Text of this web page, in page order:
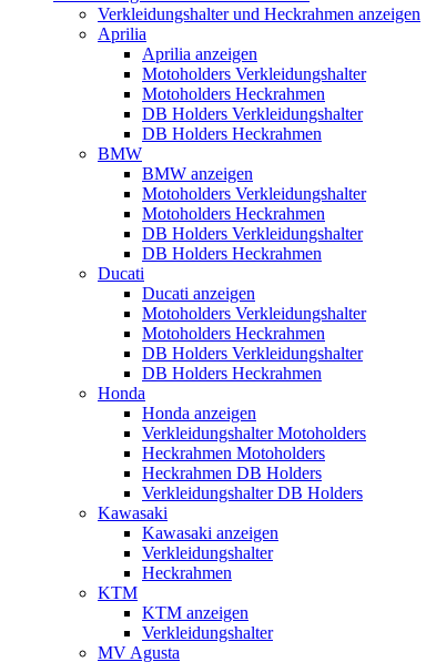
Verkleidungshalter und Heckrahmen anzeigen
Aprilia
Aprilia anzeigen
Motoholders Verkleidungshalter
Motoholders Heckrahmen
DB Holders Verkleidungshalter
DB Holders Heckrahmen
BMW
BMW anzeigen
Motoholders Verkleidungshalter
Motoholders Heckrahmen
DB Holders Verkleidungshalter
DB Holders Heckrahmen
Ducati
Ducati anzeigen
Motoholders Verkleidungshalter
Motoholders Heckrahmen
DB Holders Verkleidungshalter
DB Holders Heckrahmen
Honda
Honda anzeigen
Verkleidungshalter Motoholders
Heckrahmen Motoholders
Heckrahmen DB Holders
Verkleidungshalter DB Holders
Kawasaki
Kawasaki anzeigen
Verkleidungshalter
Heckrahmen
KTM
KTM anzeigen
Verkleidungshalter
MV Agusta